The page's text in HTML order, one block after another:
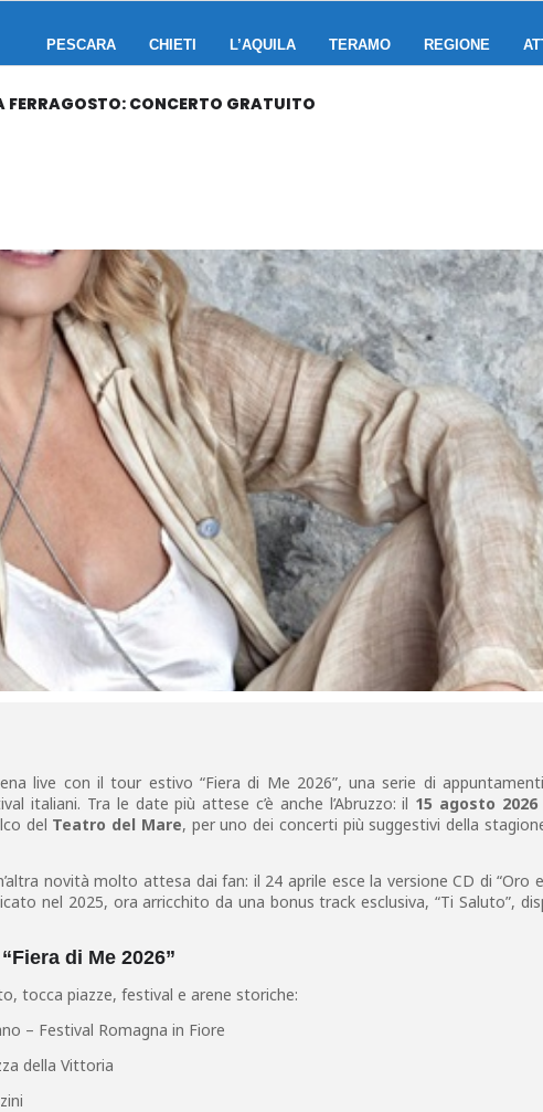
PESCARA CHIETI L’AQUILA TERAMO REGIONE
CONCERTO GRATUITO
live con il tour estivo “Fiera di Me 2026”, una serie di
italiani. Tra le date più attese c’è anche l’Abruzzo: il 15 agosto 2026
del Teatro del Mare, per uno dei concerti più suggestivi della
novità molto attesa dai fan: il 24 aprile esce la versione CD di “Oro
nel 2025, ora arricchito da una bonus track esclusiva, “Ti Saluto”,
di Me 2026”
tocca piazze, festival e arene storiche:
– Festival Romagna in Fiore
della Vittoria